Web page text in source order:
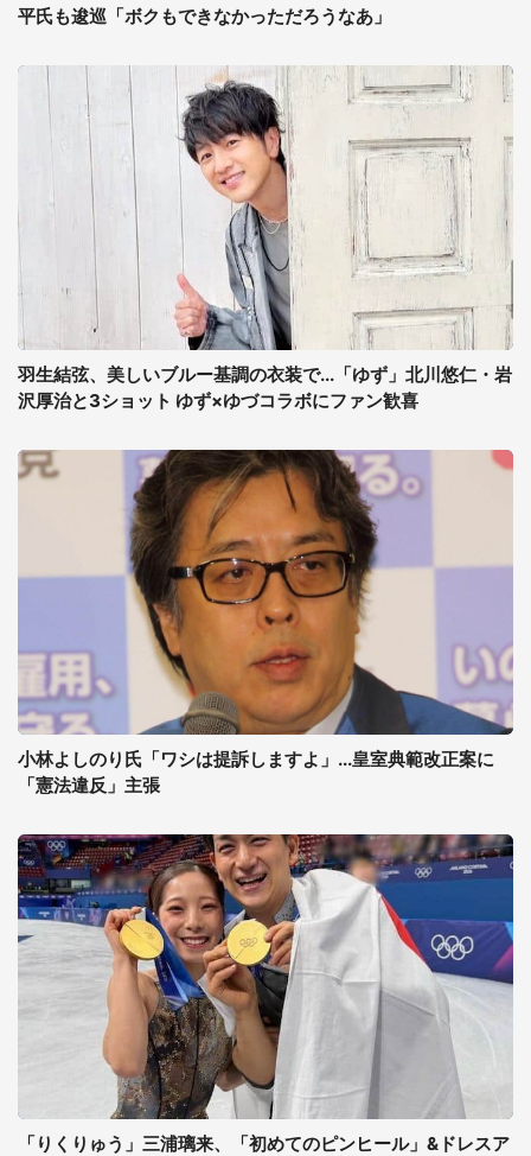
平氏も逡巡「ボクもできなかっただろうなあ」
羽生結弦、美しいブルー基調の衣装で...「ゆず」北川悠仁・岩
沢厚治と3ショット ゆず×ゆづコラボにファン歓喜
小林よしのり氏「ワシは提訴しますよ」...皇室典範改正案に
「憲法違反」主張
「りくりゅう」三浦璃来、「初めてのピンヒール」&ドレスア